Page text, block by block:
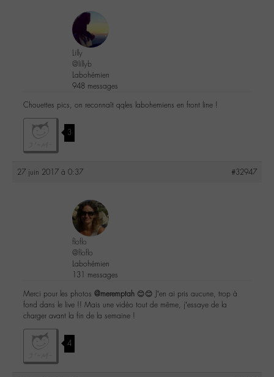
Lilly
@lillyb
Labohémien
948 messages
Chouettes pics, on reconnaît qqles labohemiens en front line !
3
27 juin 2017 à 0:37 #32947
floflo
@floflo
Labohémien
131 messages
Merci pour les photos @meremptah 😊😊 J’en ai pris aucune, trop à
fond dans le live !! Mais une vidéo tout de même, j’essaye de la
charger avant la fin de la semaine !
4